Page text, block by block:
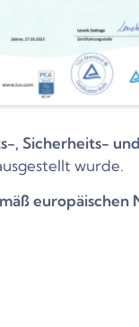
, Sicherheits-
wurde.
europäischen